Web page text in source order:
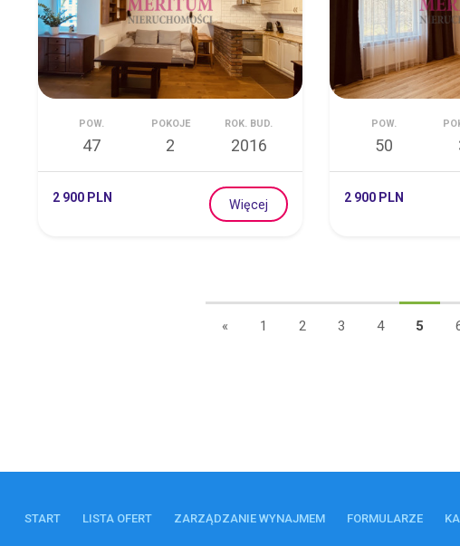
POW.
47
POKOJE
2
ROK. BUD.
2016
2 900 PLN Więcej
POW.
50
2 900 PLN
« 1 2 3 4 5
START LISTA OFERT ZARZĄDZANIE WYNAJMEM FORMULARZE